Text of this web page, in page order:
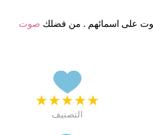
صوت
★
★
★
★
★
التصنيف